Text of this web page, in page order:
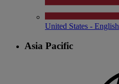
United States - English
Asia Pacific